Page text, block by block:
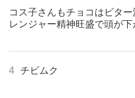
コス子さんもチョコはビタ
レンジャー精神旺盛で頭が
4 チビムク